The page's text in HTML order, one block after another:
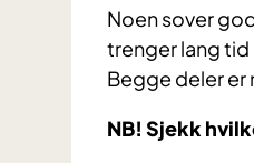
Noen sover
trenger lang tid
Begge deler er
NB! Sjekk